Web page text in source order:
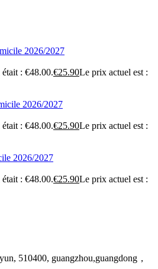
2026/2027
: €48.00.€25.90Le prix actuel est :
2026/2027
: €48.00.€25.90Le prix actuel est :
2026/2027
: €48.00.€25.90Le prix actuel est :
510400, guangzhou,guangdong，